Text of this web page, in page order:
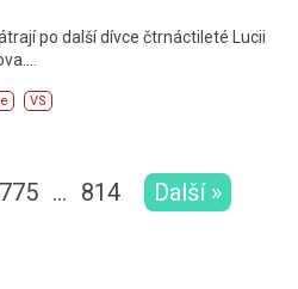
po další dívce čtrnáctileté Lucii
VS
775 … 814 Další »